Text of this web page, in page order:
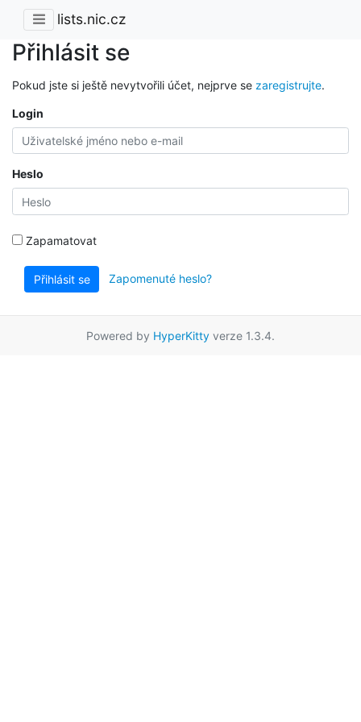
lists.nic.cz
Přihlásit se
Pokud jste si ještě nevytvořili účet, nejprve se zaregistrujte.
Login
Heslo
Zapamatovat
Přihlásit se Zapomenuté heslo?
Powered by HyperKitty verze 1.3.4.